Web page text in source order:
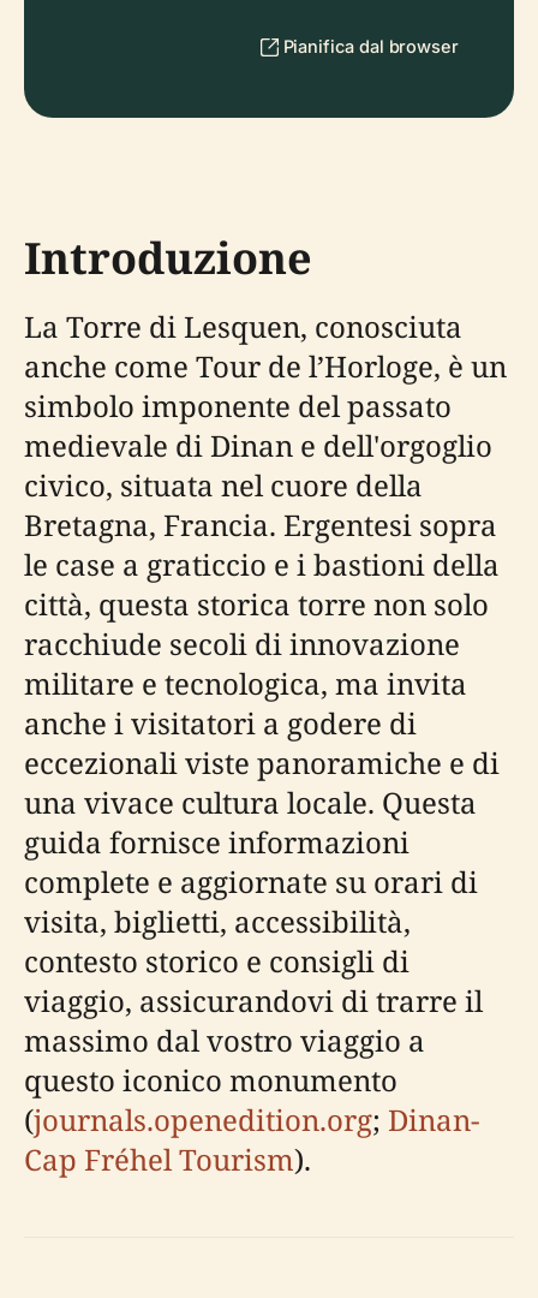
Pianifica dal browser
Introduzione
La Torre di Lesquen, conosciuta
anche come Tour de l’Horloge, è un
simbolo imponente del passato
medievale di Dinan e dell'orgoglio
civico, situata nel cuore della
Bretagna, Francia. Ergentesi sopra
le case a graticcio e i bastioni della
città, questa storica torre non solo
racchiude secoli di innovazione
militare e tecnologica, ma invita
anche i visitatori a godere di
eccezionali viste panoramiche e di
una vivace cultura locale. Questa
guida fornisce informazioni
complete e aggiornate su orari di
visita, biglietti, accessibilità,
contesto storico e consigli di
viaggio, assicurandovi di trarre il
massimo dal vostro viaggio a
questo iconico monumento
(journals.openedition.org; Dinan-
Cap Fréhel Tourism).